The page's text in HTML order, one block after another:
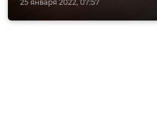
25 января 2022, 07:57